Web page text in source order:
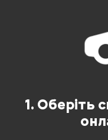
1. Оберіть